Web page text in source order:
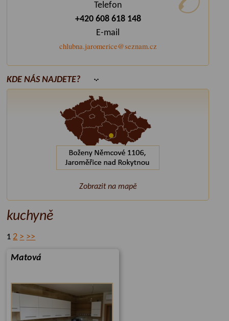
Telefon
+420 608 618 148
E-mail
chlubna.jaromerice@seznam.cz
KDE NÁS NAJDETE?
Zobrazit na mapě
kuchyně
1 2 > >>
Matová